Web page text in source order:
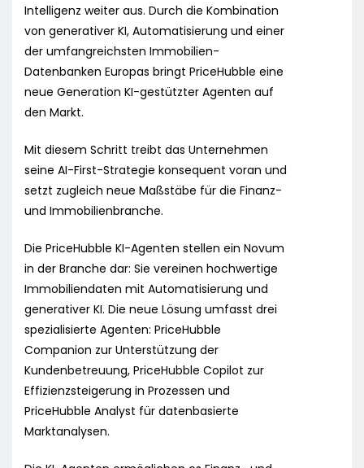
Intelligenz weiter aus. Durch die Kombination
von generativer KI, Automatisierung und einer
der umfangreichsten Immobilien-
Datenbanken Europas bringt PriceHubble eine
neue Generation KI-gestützter Agenten auf
den Markt.
Mit diesem Schritt treibt das Unternehmen
seine AI-First-Strategie konsequent voran und
setzt zugleich neue Maßstäbe für die Finanz-
und Immobilienbranche.
Die PriceHubble KI-Agenten stellen ein Novum
in der Branche dar: Sie vereinen hochwertige
Immobiliendaten mit Automatisierung und
generativer KI. Die neue Lösung umfasst drei
spezialisierte Agenten: PriceHubble
Companion zur Unterstützung der
Kundenbetreuung, PriceHubble Copilot zur
Effizienzsteigerung in Prozessen und
PriceHubble Analyst für datenbasierte
Marktanalysen.